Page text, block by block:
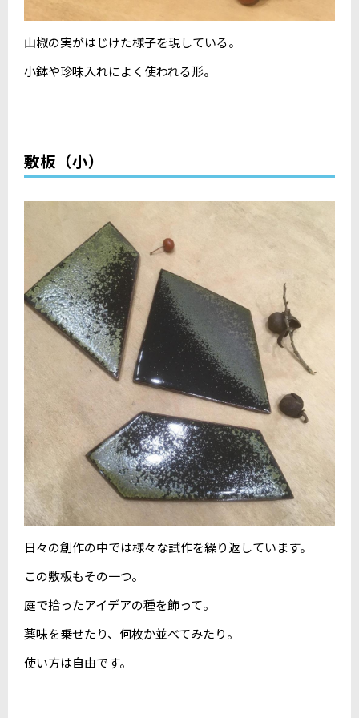
山椒の実がはじけた様子を現している。
小鉢や珍味入れによく使われる形。
敷板（小）
日々の創作の中では様々な試作を繰り返しています。
この敷板もその一つ。
庭で拾ったアイデアの種を飾って。
薬味を乗せたり、何枚か並べてみたり。
使い方は自由です。